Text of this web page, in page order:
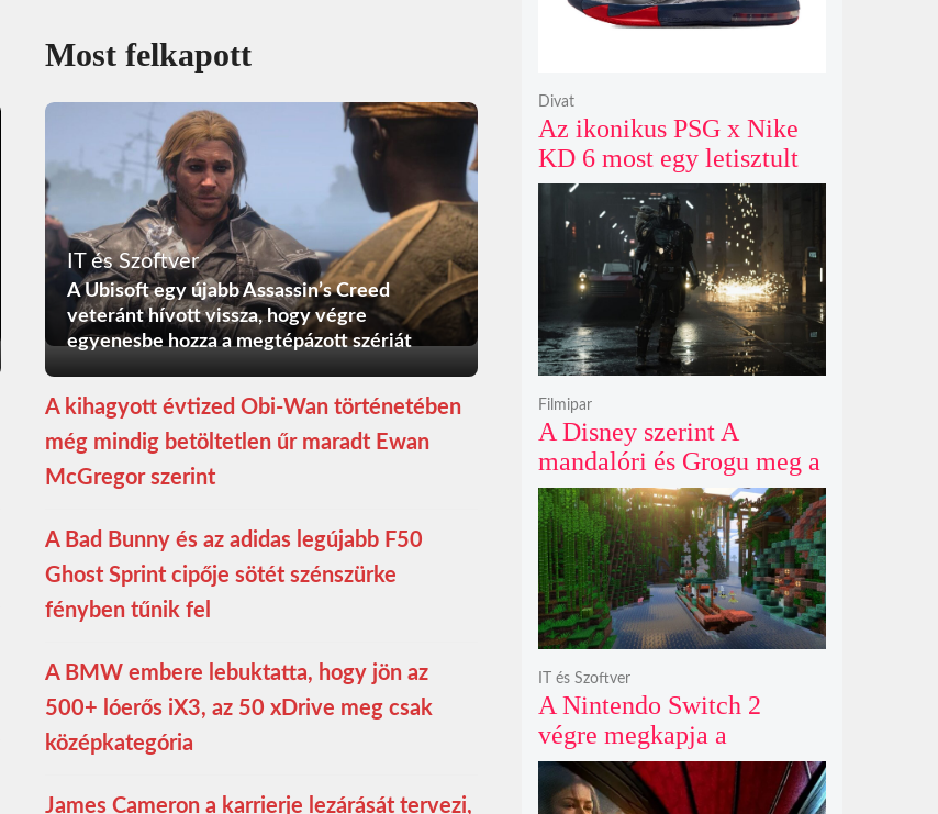
Most felkapott
IT és Szoftver
A Ubisoft egy újabb Assassin’s Creed
veteránt hívott vissza, hogy végre
egyenesbe hozza a megtépázott szériát
A kihagyott évtized Obi-Wan történetében
még mindig betöltetlen űr maradt Ewan
McGregor szerint
A Bad Bunny és az adidas legújabb F50
Ghost Sprint cipője sötét szénszürke
fényben tűnik fel
A BMW embere lebuktatta, hogy jön az
500+ lóerős iX3, az 50 xDrive meg csak
középkategória
James Cameron a karrierje lezárását tervezi,
Az ikonikus PSG x Nike
KD 6 most egy letisztult
metál ezüst színben tér
vissza
Divat
A Disney szerint A
mandalóri és Grogu meg a
Vaiana azért sikerek, mert
a mozipénztárnál
fontosabb a teljes
ökoszisztéma
teljesítménye
Filmipar
A Nintendo Switch 2
végre megkapja a
Minecraftot október 27-én
egy látványos kiadásban
IT és Szoftver